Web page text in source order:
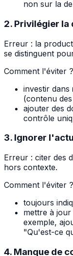
non sur la
2. Privilégier la
Erreur : la
se distinguent
Comment l'éviter ?
investir dans
(contenu
ajouter des
contrôle
3. Ignorer
Erreur : citer des
hors contexte.
Comment l'éviter ?
toujours
mettre à
exemple,
"Qu'est-ce
4. Manque de